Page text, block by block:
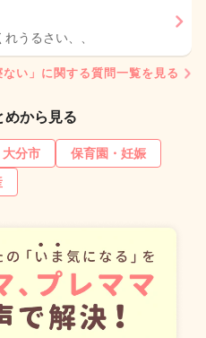
うるさい、、
ない」に関する質問一覧を見る
めから見る
分市
保育園・妊娠